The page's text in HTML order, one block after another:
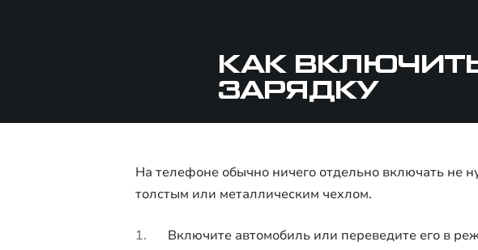
КАК
ЗАРЯДКУ
На телефоне обычно ничего отдельно включать не
толстым или металлическим чехлом.
Включите автомобиль или переведите его в